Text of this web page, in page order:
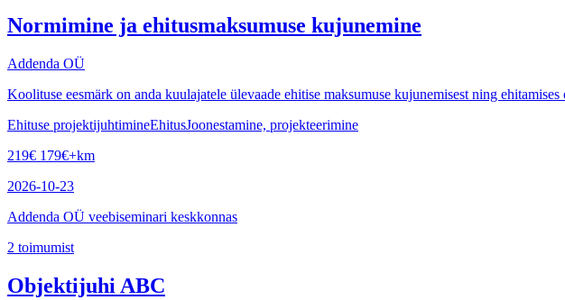
Normimine ja ehitusmaksumuse kujunemine
Addenda OÜ
Koolituse eesmärk on anda kuulajatele ülevaade ehitise maksumuse kujunemisest ning
Ehituse projektijuhtimineEhitusJoonestamine, projekteerimine
219€ 179€+km
2026-10-23
Addenda OÜ veebiseminari keskkonnas
2 toimumist
Objektijuhi ABC